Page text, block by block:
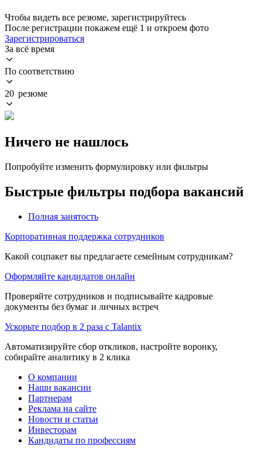
Чтобы видеть все резюме, зарегистрируйтесь
После регистрации покажем ещё 1 и откроем фото
Зарегистрироваться
За всё время
По соответствию
20 резюме
Ничего не нашлось
Попробуйте изменить формулировку или фильтры
Быстрые фильтры подбора вакансий
Полная занятость
Корпоративная поддержка сотрудников
Какой соцпакет вы предлагаете семейным сотрудникам?
Оформляйте кандидатов онлайн
Проверяйте сотрудников и подписывайте кадровые
документы без бумаг и личных встреч
Ускорьте подбор в 2 раза с Talantix
Автоматизируйте сбор откликов, настройте воронку,
собирайте аналитику в 2 клика
О компании
Наши вакансии
Партнерам
Реклама на сайте
Новости и статьи
Инвесторам
Кандидаты по профессиям